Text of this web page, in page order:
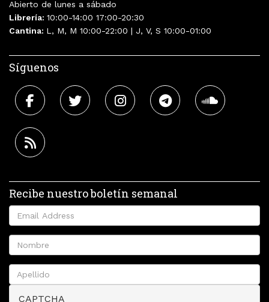
Abierto de lunes a sábado
Librería: 10:00-14:00 17:00-20:30
Cantina: L, M, M 10:00-22:00 | J, V, S 10:00-01:00
Síguenos
Recibe nuestro boletín semanal
CAPTCHA